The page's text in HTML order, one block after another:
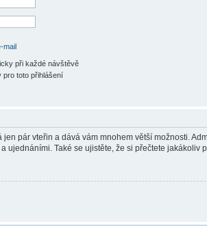
mail
při každé návštěvě
pro toto přihlášení
pár vteřin a dává vám mnohem větší možnosti.
ujednáními. Také se ujistěte, že si přečtete jakákoliv